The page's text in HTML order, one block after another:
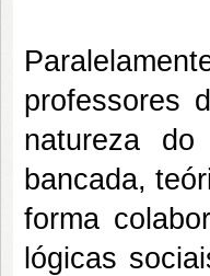
professores
natureza
bancada,
forma
lógicas